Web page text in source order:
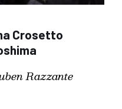
Crosetto
Razzante